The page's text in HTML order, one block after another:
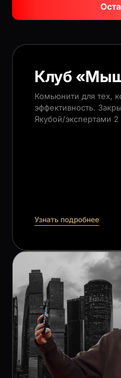
Клуб
Комьюнити для тех,
эффективность.
Якубой/экспертами 2
Узнать подробнее